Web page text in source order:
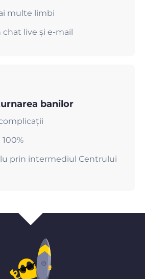
multe limbi
live și e-mail
banilor
prin intermediul Centrului